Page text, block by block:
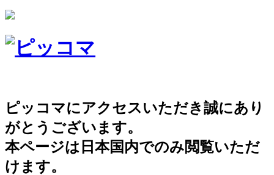
ピッコマにアクセスいただき誠にあり
がとうございます。
本ページは日本国内でのみ閲覧いただ
けます。